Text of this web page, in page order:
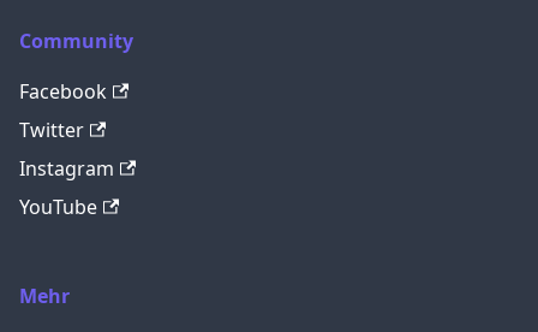
Community
Facebook
Twitter
Instagram
YouTube
Mehr